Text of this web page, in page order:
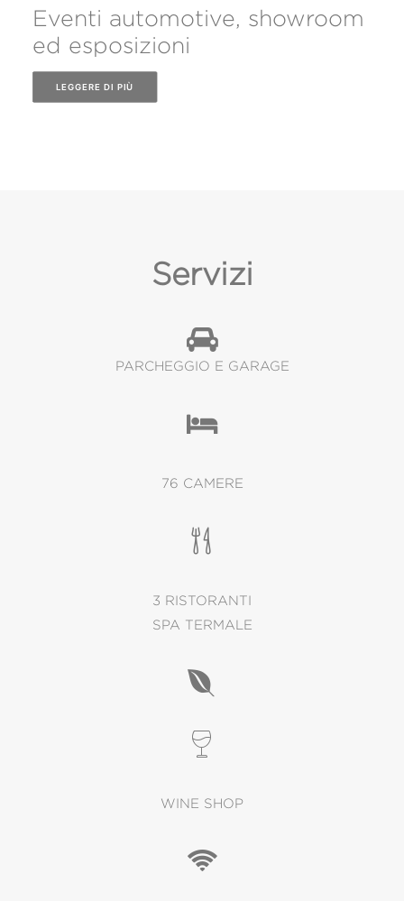
Eventi automotive, showroom
ed esposizioni
LEGGERE DI PIÙ
Servizi
PARCHEGGIO E GARAGE
76 CAMERE
3 RISTORANTI
SPA TERMALE
WINE SHOP